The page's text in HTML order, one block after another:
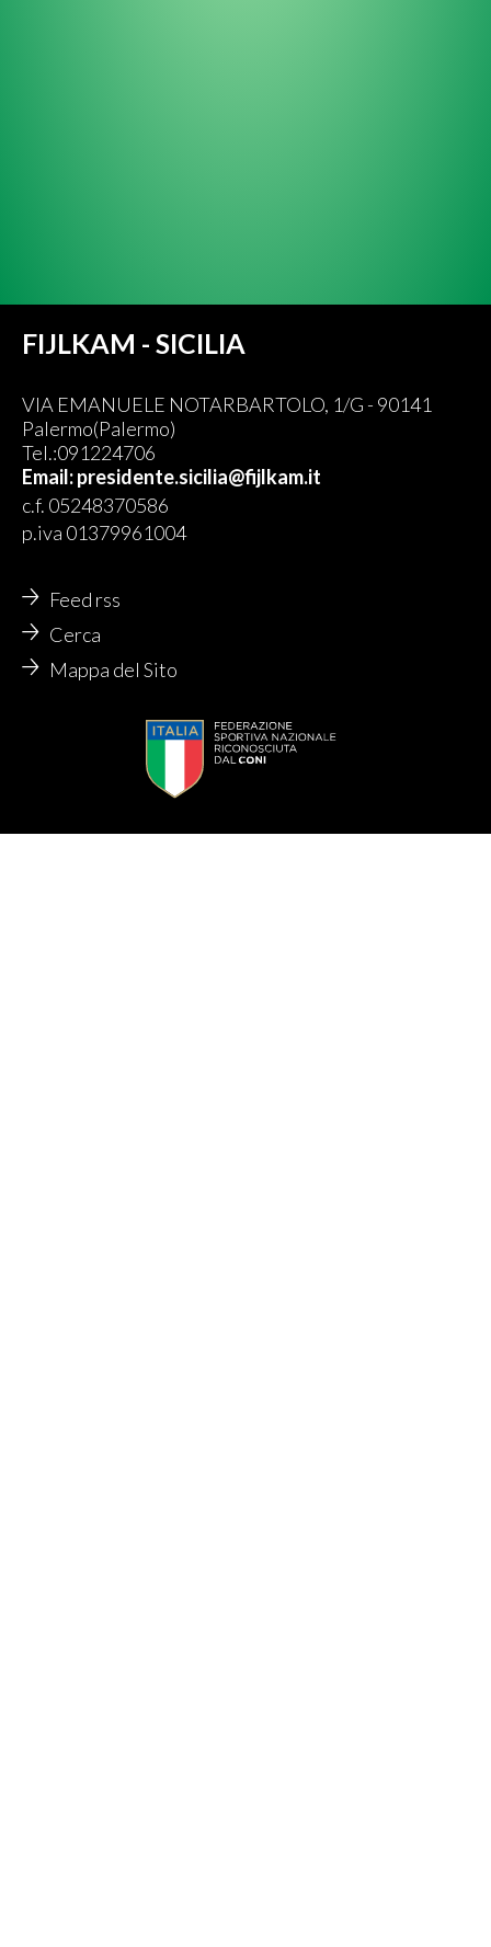
FIJLKAM - SICILIA
VIA EMANUELE NOTARBARTOLO, 1/G - 90141
Palermo(Palermo)
Tel.:091224706
Email: presidente.sicilia@fijlkam.it
c.f. 05248370586
p.iva 01379961004
Feed rss
Cerca
Mappa del Sito